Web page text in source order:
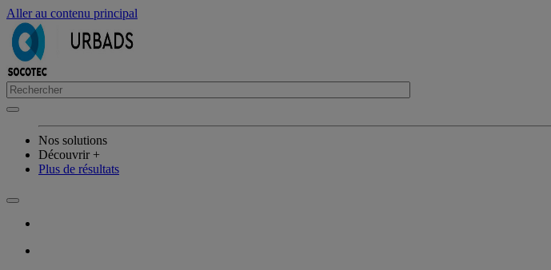
Aller au contenu principal
Nos solutions
Découvrir +
Plus de résultats